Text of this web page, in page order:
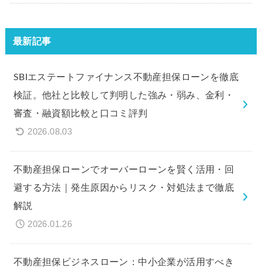
最新記事
SBIエステートファイナンス不動産担保ローンを徹底
検証。他社と比較して判明した強み・弱み、金利・
審査・融資額比較と口コミ評判
2026.08.03
不動産担保ローンでオーバーローンを賢く活用・回
避する方法｜発生原因からリスク・対処法まで徹底
解説
2026.01.26
不動産担保ビジネスローン：中小企業が活用すべき